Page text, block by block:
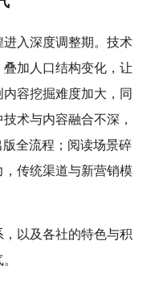
入深度调整期。技术
加人口结构变化，让
容挖掘难度加大，同
术与内容融合不深，
全流程；阅读场景碎
传统渠道与新营销模
以及各社的特色与积